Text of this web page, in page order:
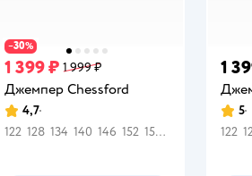
−30%
1 399 ₽ 1 999 ₽
Джемпер Chessford
Рейтинг:
4,7
122 128 134 140 146 152 158
1
5
122